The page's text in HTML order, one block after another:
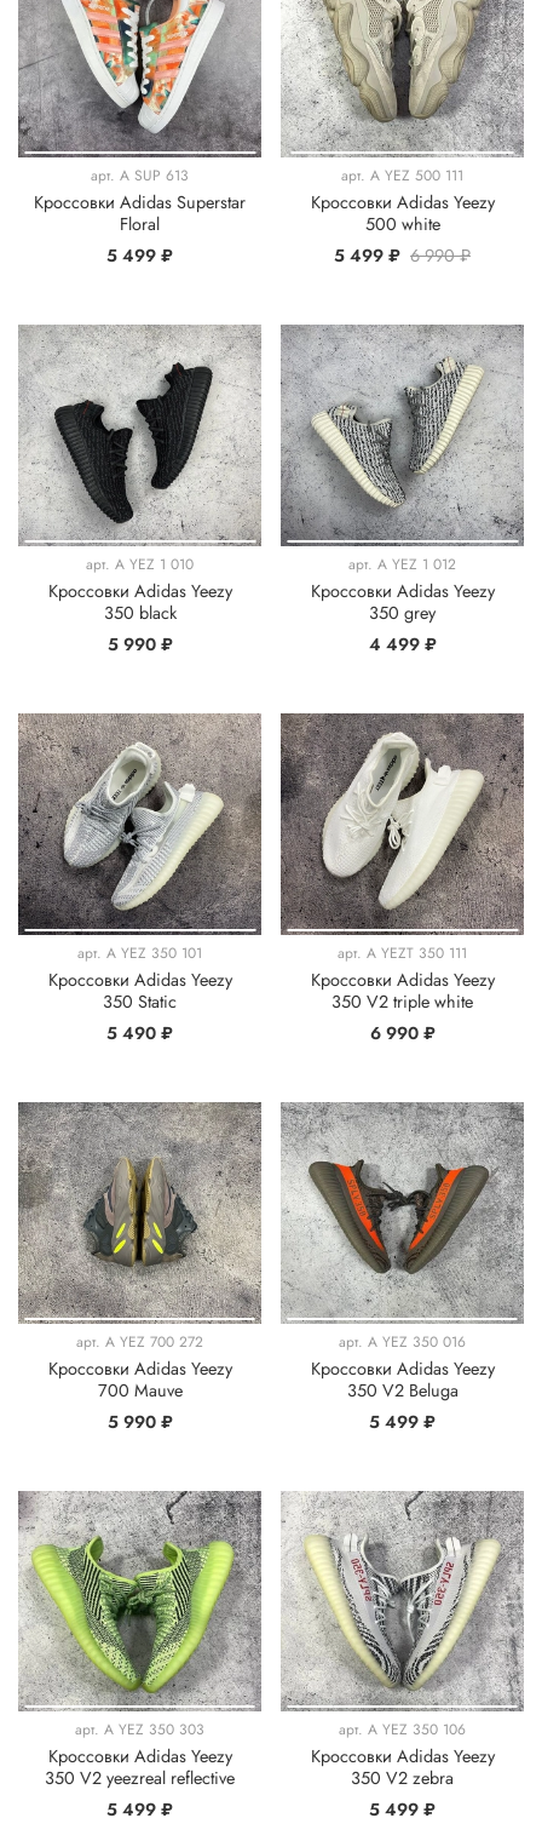
арт. A SUP 613
Кроссовки Adidas Superstar
Floral
5 499 ₽
арт. A YEZ 500 111
Кроссовки Adidas Yeezy
500 white
5 499 ₽ 6 990 ₽
арт. A YEZ 1 010
Кроссовки Adidas Yeezy
350 black
5 990 ₽
арт. A YEZ 1 012
Кроссовки Adidas Yeezy
350 grey
4 499 ₽
арт. A YEZ 350 101
Кроссовки Adidas Yeezy
350 Static
5 490 ₽
арт. A YEZT 350 111
Кроссовки Adidas Yeezy
350 V2 triple white
6 990 ₽
арт. A YEZ 700 272
Кроссовки Adidas Yeezy
700 Mauve
5 990 ₽
арт. A YEZ 350 016
Кроссовки Adidas Yeezy
350 V2 Beluga
5 499 ₽
арт. A YEZ 350 303
Кроссовки Adidas Yeezy
350 V2 yeezreal reflective
5 499 ₽
арт. A YEZ 350 106
Кроссовки Adidas Yeezy
350 V2 zebra
5 499 ₽